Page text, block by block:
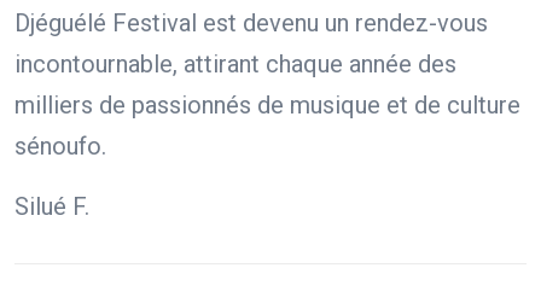
Djéguélé Festival est devenu un rendez-vous
incontournable, attirant chaque année des
milliers de passionnés de musique et de culture
sénoufo.
Silué F.